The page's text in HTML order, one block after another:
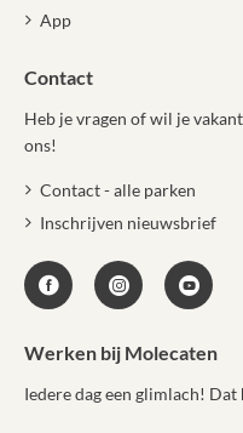
App
Contact
Heb je vragen of wil je
ons!
Contact - alle parken
Inschrijven nieuwsbrief
Werken bij Molecaten
Iedere dag een glimlach!